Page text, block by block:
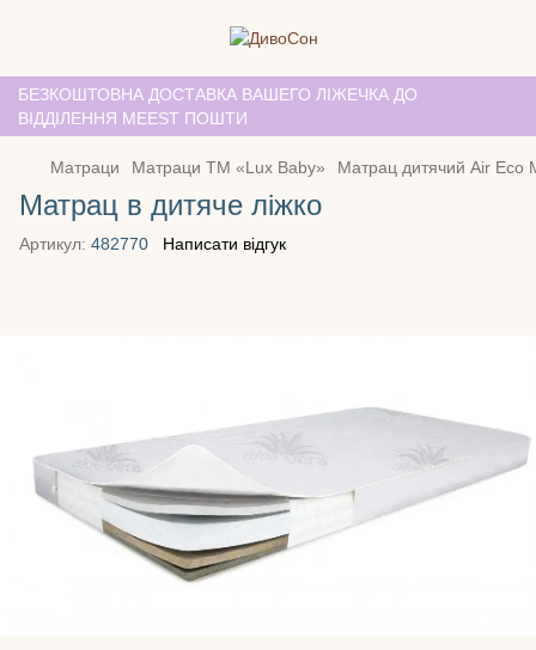
БЕЗКОШТОВНА ДОСТАВКА ВАШЕГО ЛІЖЕЧКА ДО
ВІДДІЛЕННЯ MEEST ПОШТИ
Матраци Матраци TM «Lux Baby» Матрац дитячий Air Eco
Матрац в дитяче ліжко
Артикул: 482770 Написати відгук